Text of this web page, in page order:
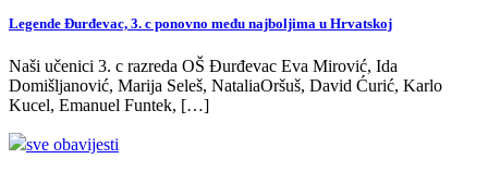
Legende Đurđevac, 3. c ponovno među najboljima u Hrvatskoj
Naši učenici 3. c razreda OŠ Đurđevac Eva Mirović, Ida
Domišljanović, Marija Seleš, NataliaOršuš, David Ćurić, Karlo
Kucel, Emanuel Funtek, […]
sve obavijesti